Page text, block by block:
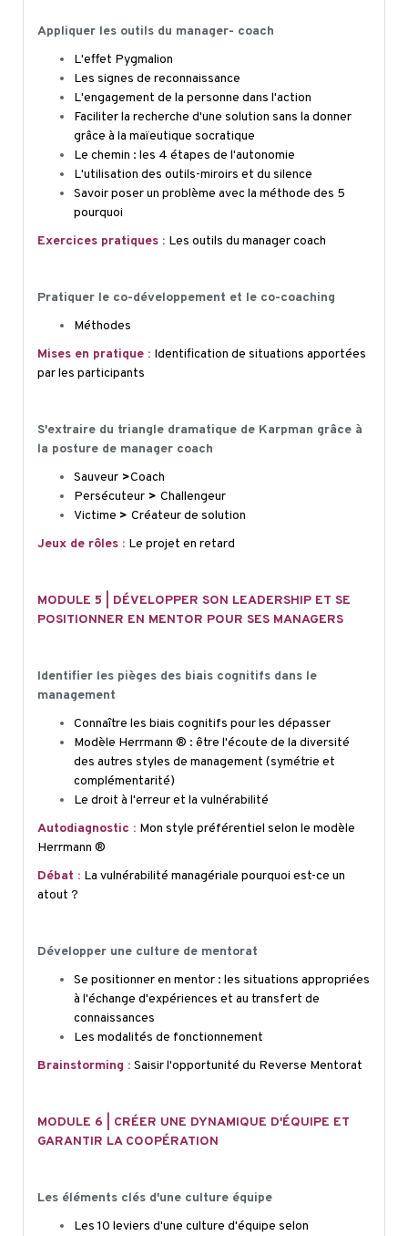
Appliquer les outils du manager- coach
L'effet Pygmalion
Les signes de reconnaissance
L'engagement de la personne dans l'action
Faciliter la recherche d'une solution sans la donner
grâce à la maïeutique socratique
Le chemin : les 4 étapes de l'autonomie
L'utilisation des outils-miroirs et du silence
Savoir poser un problème avec la méthode des 5
pourquoi
Exercices pratiques : Les outils du manager coach
Pratiquer le co-développement et le co-coaching
Méthodes
Mises en pratique : Identification de situations apportées
par les participants
S'extraire du triangle dramatique de Karpman grâce à
la posture de manager coach
Sauveur >Coach
Persécuteur > Challengeur
Victime > Créateur de solution
Jeux de rôles : Le projet en retard
MODULE 5 | DÉVELOPPER SON LEADERSHIP ET SE
POSITIONNER EN MENTOR POUR SES MANAGERS
Identifier les pièges des biais cognitifs dans le
management
Connaître les biais cognitifs pour les dépasser
Modèle Herrmann ® : être l'écoute de la diversité
des autres styles de management (symétrie et
complémentarité)
Le droit à l'erreur et la vulnérabilité
Autodiagnostic : Mon style préférentiel selon le modèle
Herrmann ®
Débat : La vulnérabilité managériale pourquoi est-ce un
atout ?
Développer une culture de mentorat
Se positionner en mentor : les situations appropriées
à l'échange d'expériences et au transfert de
connaissances
Les modalités de fonctionnement
Brainstorming : Saisir l'opportunité du Reverse Mentorat
MODULE 6 | CRÉER UNE DYNAMIQUE D'ÉQUIPE ET
GARANTIR LA COOPÉRATION
Les éléments clés d'une culture équipe
Les 10 leviers d'une culture d'équipe selon